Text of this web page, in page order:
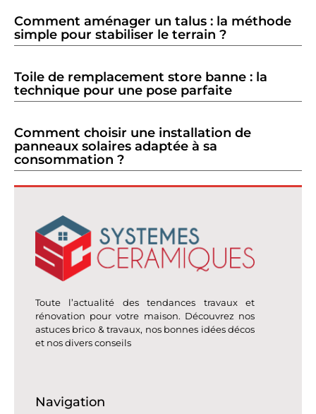
Comment aménager un talus : la méthode
simple pour stabiliser le terrain ?
Toile de remplacement store banne : la
technique pour une pose parfaite
Comment choisir une installation de
panneaux solaires adaptée à sa
consommation ?
Toute l’actualité des tendances travaux et
rénovation pour votre maison. Découvrez nos
astuces brico & travaux, nos bonnes idées décos
et nos divers conseils
Navigation